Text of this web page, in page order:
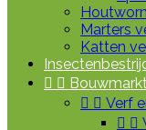
Marters
Katten
 
  Verf
 